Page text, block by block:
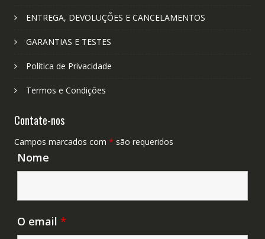
ENTREGA, DEVOLUÇÕES E CANCELAMENTOS
GARANTIAS E TESTES
Política de Privacidade
Termos e Condições
Contate-nos
Campos marcados com * são requeridos
Nome
O email *